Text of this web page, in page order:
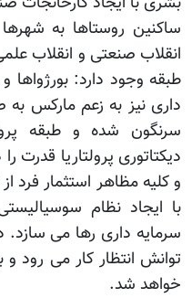
ساکنین روستاها به
انقلاب صنعتی و انقلاب
طبقه وجود دارد: بورژواها
داری نیز به زعم مارکس به
سرنگون شده و طبقه
دیکتاتوری پرولتاریا قدرت
و کلیه مظاهر استثمار فرد
با ایجاد نظام
سرمایه داری رها می سازد.
توانش انتظار کار می رود
خواهد شد.